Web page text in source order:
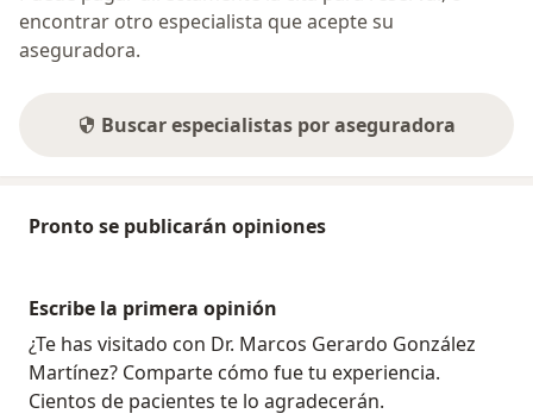
encontrar otro especialista que acepte su
aseguradora.
Buscar especialistas por aseguradora
Pronto se publicarán opiniones
Escribe la primera opinión
¿Te has visitado con Dr. Marcos Gerardo González
Martínez? Comparte cómo fue tu experiencia.
Cientos de pacientes te lo agradecerán.